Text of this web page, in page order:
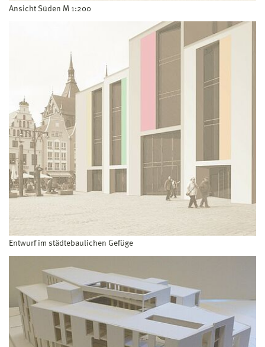
Ansicht Süden M 1:200
Entwurf im städtebaulichen Gefüge